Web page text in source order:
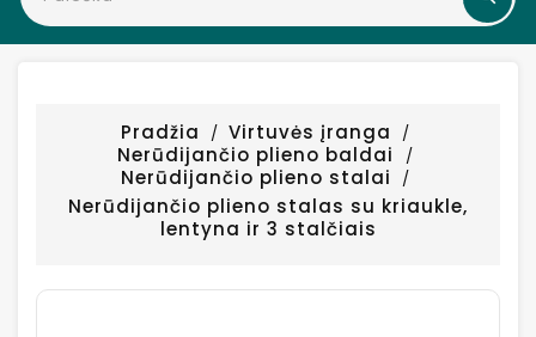
Pradžia
Virtuvės įranga
Nerūdijančio plieno baldai
Nerūdijančio plieno stalai
Nerūdijančio plieno stalas su kriaukle,
lentyna ir 3 stalčiais